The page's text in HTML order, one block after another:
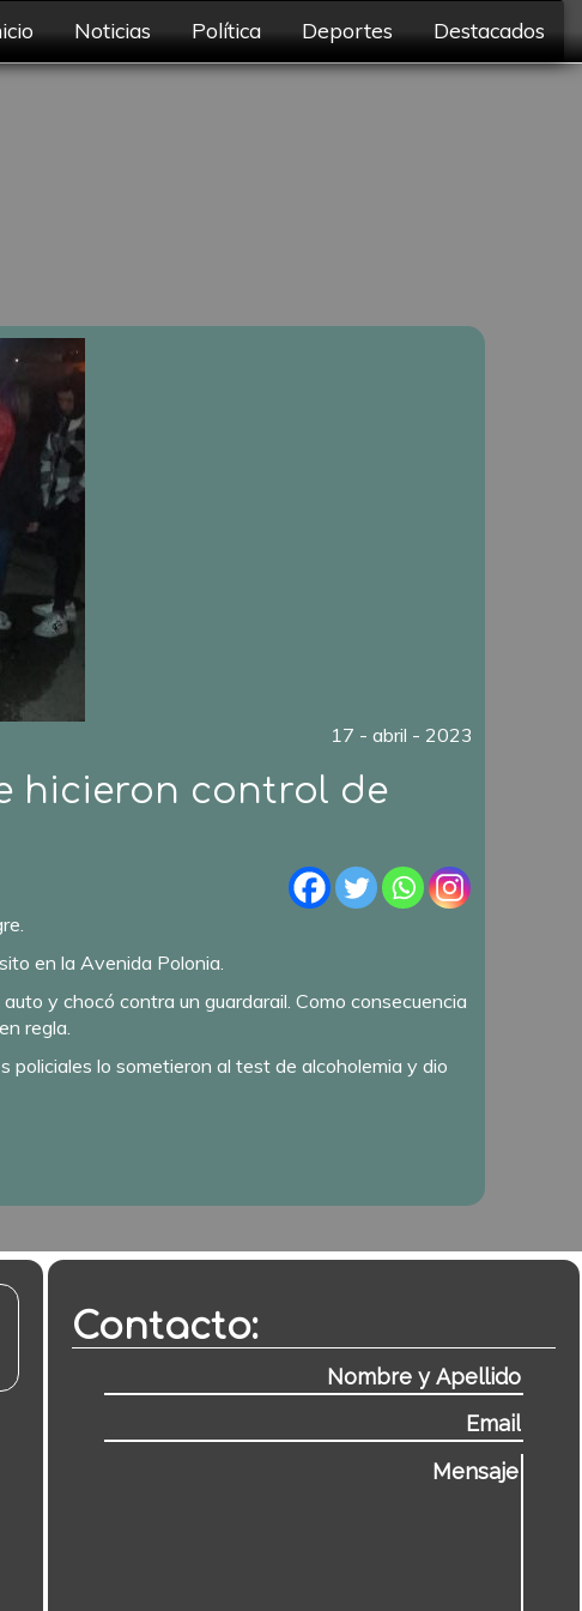
Noticias Política Deportes Destacados
17 - abril - 2023
hicieron control de
en la Avenida Polonia.
y chocó contra un guardarail. Como consecuencia
regla.
policiales lo sometieron al test de alcoholemia y dio
Contacto: